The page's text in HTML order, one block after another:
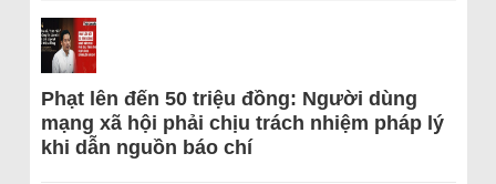
Phạt lên đến 50 triệu đồng: Người dùng
mạng xã hội phải chịu trách nhiệm pháp lý
khi dẫn nguồn báo chí